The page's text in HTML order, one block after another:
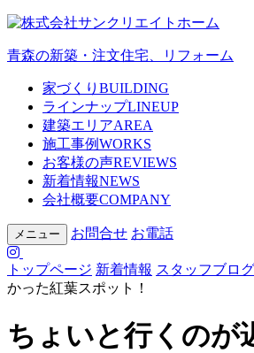
青森の新築・注文住宅、リフォーム
家づくり BUILDING
ラインナップLINEUP
建築エリアAREA
施工事例WORKS
お客様の声REVIEWS
新着情報NEWS
会社概要COMPANY
メニュー お問合せ お電話
トップページ 新着情報 スタッフブログ
かった紅葉スポット！
ちょいと行くのが